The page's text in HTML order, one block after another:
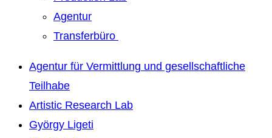
Agentur
Transferbüro
Agentur für Vermittlung und gesellschaftliche
Teilhabe
Artistic Research Lab
György Ligeti